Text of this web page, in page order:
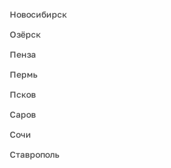
Новосибирск
Озёрск
Пенза
Пермь
Псков
Саров
Сочи
Ставрополь